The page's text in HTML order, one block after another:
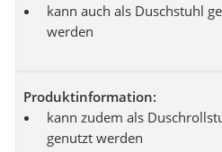
kann auch als Duschstuhl
werden
Produktinformation:
kann zudem als
genutzt werden